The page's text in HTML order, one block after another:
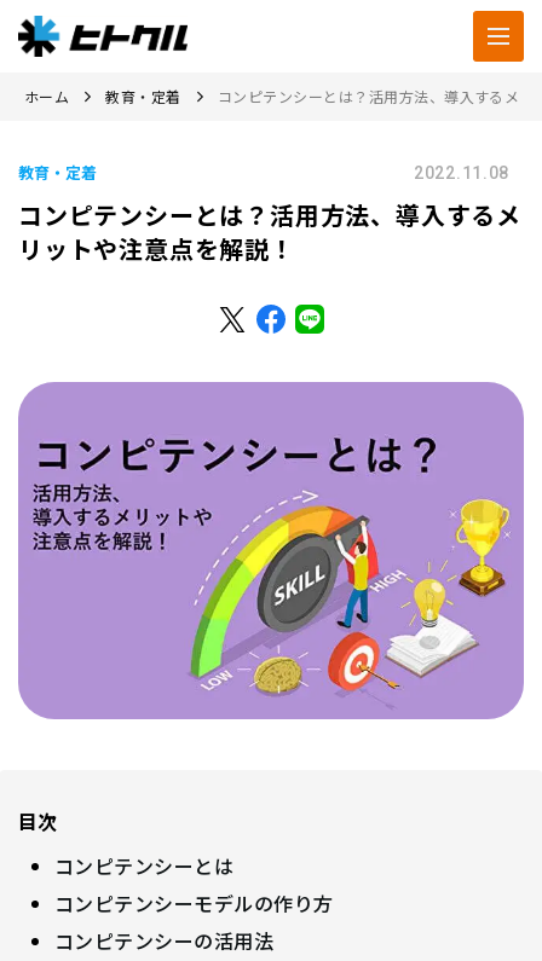
ホーム 教育・定着 コンピテンシーとは？活用方法、導入するメ
教育・定着 2022.11.08
コンピテンシーとは？活用方法、導入するメ
リットや注意点を解説！
目次
コンピテンシーとは
コンピテンシーモデルの作り方
コンピテンシーの活用法